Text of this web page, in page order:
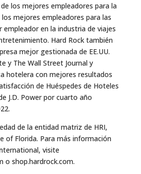
los mejores empleadores para la
mejores empleadores para las
empleador en la industria de viajes
Hard Rock también
mejor gestionada de EE.UU.
y The Wall Street Journal y
hotelera con mejores resultados
de Huéspedes de Hoteles
J.D. Power por cuarto año
de la entidad matriz de HRI,
of Florida. Para más información
visite
o shop.hardrock.com.